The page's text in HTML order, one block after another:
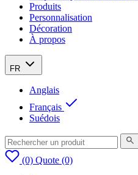
Produits
Personnalisation
Décoration
À propos
FR
Anglais
Français
Suédois
(0) Quote (0)